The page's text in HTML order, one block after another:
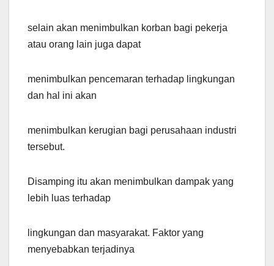
selain akan menimbulkan korban bagi pekerja
atau orang lain juga dapat
menimbulkan pencemaran terhadap lingkungan
dan hal ini akan
menimbulkan kerugian bagi perusahaan industri
tersebut.
Disamping itu akan menimbulkan dampak yang
lebih luas terhadap
lingkungan dan masyarakat. Faktor yang
menyebabkan terjadinya